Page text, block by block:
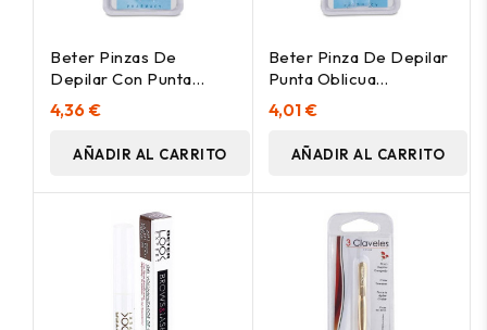
Beter Pinzas De
Depilar Con Punta
Recta Dorada 7_5Cm
4,36 €
AÑADIR AL CARRITO
Beter Pinza De Depilar
Punta Oblicua
Cromada, 1 Ud
4,01 €
AÑADIR AL CARRITO